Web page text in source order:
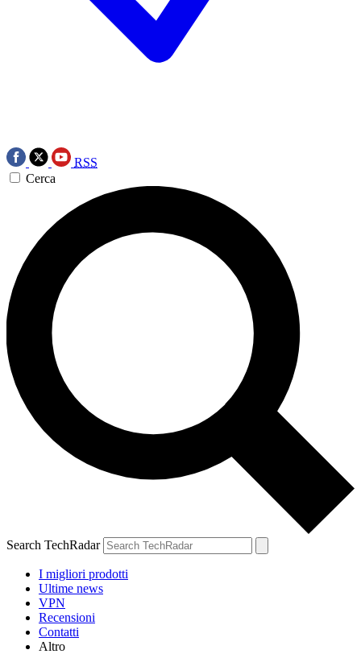
RSS
Cerca
Search TechRadar
I migliori prodotti
Ultime news
VPN
Recensioni
Contatti
Altro